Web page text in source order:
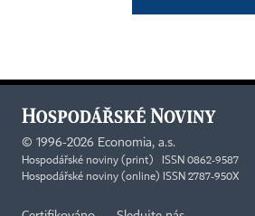
© 1996-2026 Economia, a.s.
Hospodářské noviny (print) ISSN 0862-9587
Hospodářské noviny (online) ISSN 2787-950X